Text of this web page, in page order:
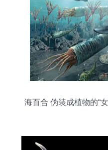
海百合 伪装成植物的“